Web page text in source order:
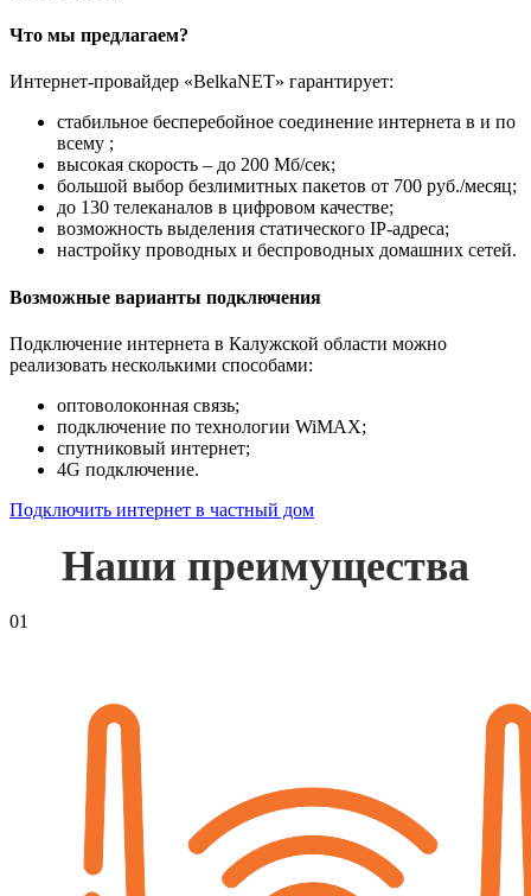
Что мы предлагаем?
Интернет-провайдер «BelkaNET» гарантирует:
стабильное бесперебойное соединение интернета в и по
всему ;
высокая скорость – до 200 Мб/сек;
большой выбор безлимитных пакетов от 700 руб./месяц;
до 130 телеканалов в цифровом качестве;
возможность выделения статического IP-адреса;
настройку проводных и беспроводных домашних сетей.
Возможные варианты подключения
Подключение интернета в Калужской области можно
реализовать несколькими способами:
оптоволоконная связь;
подключение по технологии WiMAX;
спутниковый интернет;
4G подключение.
Подключить интернет в частный дом
Наши преимущества
01